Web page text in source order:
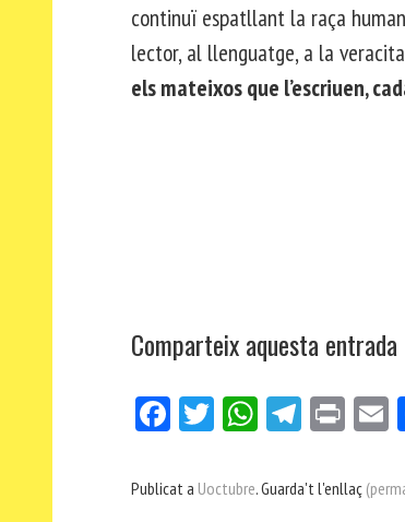
continuï espatllant la raça
lector, al llenguatge, a la
els mateixos que l’escriuen,
Comparteix aquesta entrada
Fa
bo
Tw
er
W
ts
Te
gr
Pri E
Publicat a Uoctubre. Guarda't l'enllaç